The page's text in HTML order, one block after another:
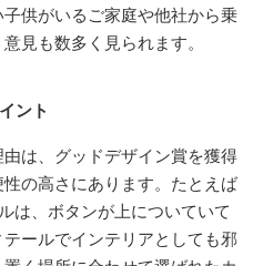
供がいるご家庭や他社から乗
見も数多く見られます。
ント
は、グッドデザイン賞を獲得
の高さにあります。たとえば
は、ボタンが上についていて
ールでインテリアとしても邪